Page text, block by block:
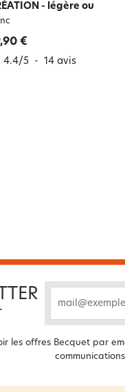
- légère ou
€
4.4/5 - 14 avis
les offres Becquet par